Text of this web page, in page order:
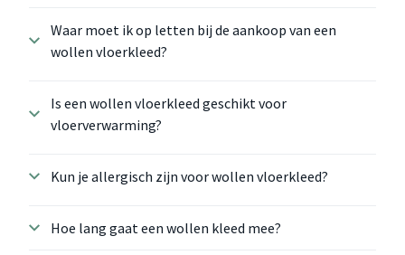
Waar moet ik op letten bij de aankoop van een
wollen vloerkleed?
Is een wollen vloerkleed geschikt voor
vloerverwarming?
Kun je allergisch zijn voor wollen vloerkleed?
Hoe lang gaat een wollen kleed mee?